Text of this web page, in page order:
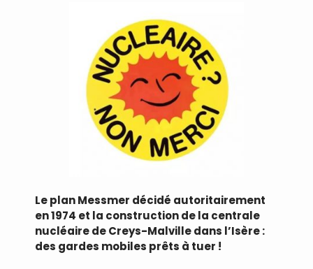
Le plan Messmer décidé autoritairement
en 1974 et la construction de la centrale
nucléaire de Creys-Malville dans l’Isère :
des gardes mobiles prêts à tuer !